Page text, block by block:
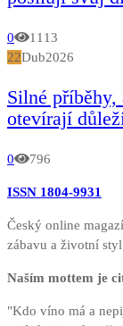
0
1113
22Dub2026
Silné
otevírají
0 796
ISSN 1804-9931
Český online
zábavu a životní
Naším mottem je
"Kdo víno má a